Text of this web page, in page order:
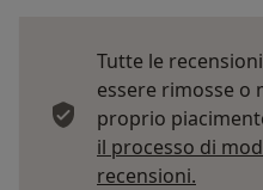
Tutte le
essere rimosse o
proprio
il processo di
recensioni.